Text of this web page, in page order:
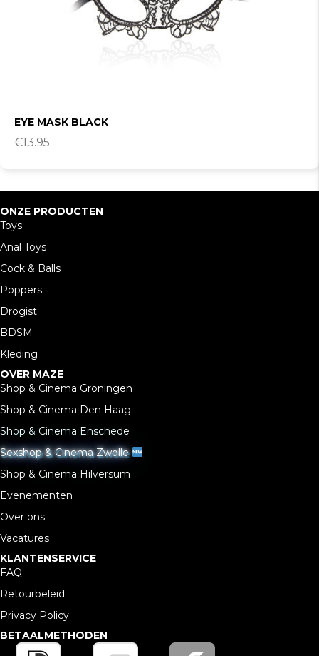
EYE MASK BLACK
€13.95
ONZE PRODUCTEN
Toys
Anal Toys
Cock & Balls
Poppers
Drogist
BDSM
Kleding
OVER MAZE
Shop & Cinema Groningen
Shop & Cinema Den Haag
Shop & Cinema Enschede
Sexshop & Cinema Zwolle
Shop & Cinema Hilversum
Evenementen
Over ons
Vacatures
KLANTENSERVICE
FAQ
Retourbeleid
Privacy Policy
BETAALMETHODEN